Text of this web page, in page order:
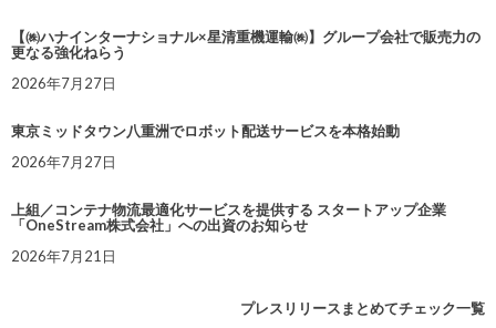
【㈱ハナインターナショナル×星清重機運輸㈱】グループ会社で販売力の
更なる強化ねらう
2026年7月27日
東京ミッドタウン八重洲でロボット配送サービスを本格始動
2026年7月27日
上組／コンテナ物流最適化サービスを提供する スタートアップ企業
「OneStream株式会社」への出資のお知らせ
2026年7月21日
プレスリリースまとめてチェック一覧